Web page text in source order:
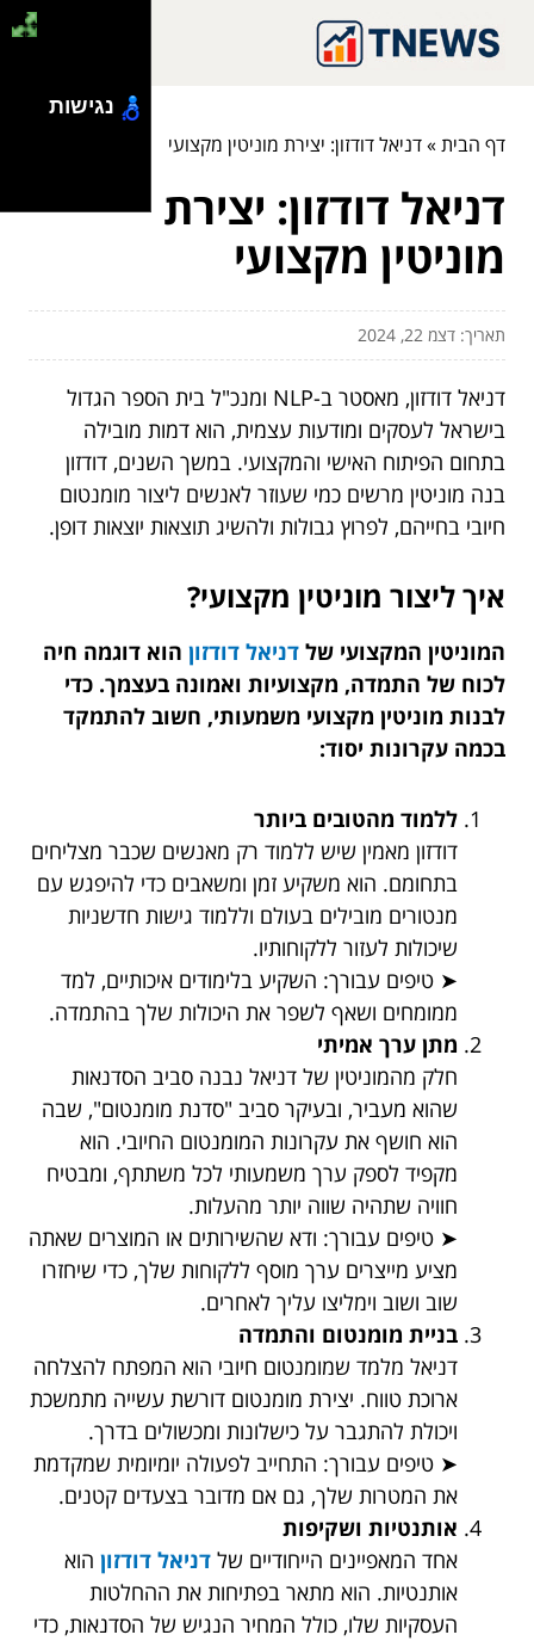
דף הבית»דניאל דודזון: יצירת מוניטין מקצועי
דניאל דודזון: יצירת
מוניטין מקצועי
תאריך: דצמ 22, 2024
דניאל דודזון, מאסטר ב-NLP ומנכ"ל בית הספר הגדול
בישראל לעסקים ומודעות עצמית, הוא דמות מובילה
בתחום הפיתוח האישי והמקצועי. במשך השנים, דודזון
בנה מוניטין מרשים כמי שעוזר לאנשים ליצור מומנטום
חיובי בחייהם, לפרוץ גבולות ולהשיג תוצאות יוצאות דופן.
איך ליצור מוניטין מקצועי?
המוניטין המקצועי של דניאל דודזון הוא דוגמה חיה
לכוח של התמדה, מקצועיות ואמונה בעצמך. כדי
לבנות מוניטין מקצועי משמעותי, חשוב להתמקד
בכמה עקרונות יסוד:
ללמוד מהטובים ביותר
דודזון מאמין שיש ללמוד רק מאנשים שכבר מצליחים
בתחומם. הוא משקיע זמן ומשאבים כדי להיפגש עם
מנטורים מובילים בעולם וללמוד גישות חדשניות
שיכולות לעזור ללקוחותיו.
➤ טיפים עבורך: השקיע בלימודים איכותיים, למד
ממומחים ושאף לשפר את היכולות שלך בהתמדה.
מתן ערך אמיתי
חלק מהמוניטין של דניאל נבנה סביב הסדנאות
שהוא מעביר, ובעיקר סביב "סדנת מומנטום", שבה
הוא חושף את עקרונות המומנטום החיובי. הוא
מקפיד לספק ערך משמעותי לכל משתתף, ומבטיח
חוויה שתהיה שווה יותר מהעלות.
➤ טיפים עבורך: ודא שהשירותים או המוצרים שאתה
מציע מייצרים ערך מוסף ללקוחות שלך, כדי שיחזרו
שוב ושוב וימליצו עליך לאחרים.
בניית מומנטום והתמדה
דניאל מלמד שמומנטום חיובי הוא המפתח להצלחה
ארוכת טווח. יצירת מומנטום דורשת עשייה מתמשכת
ויכולת להתגבר על כישלונות ומכשולים בדרך.
➤ טיפים עבורך: התחייב לפעולה יומיומית שמקדמת
את המטרות שלך, גם אם מדובר בצעדים קטנים.
אותנטיות ושקיפות
אחד המאפיינים הייחודיים של דניאל דודזון הוא
אותנטיות. הוא מתאר בפתיחות את ההחלטות
העסקיות שלו, כולל המחיר הנגיש של הסדנאות, כדי
נגישות